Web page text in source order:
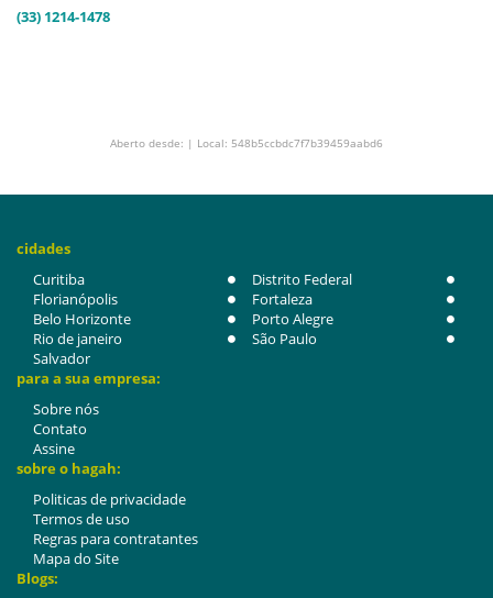
(33) 1214-1478
Aberto desde: | Local: 548b5ccbdc7f7b39459aabd6
cidades
Curitiba
Distrito Federal
Florianópolis
Fortaleza
Belo Horizonte
Porto Alegre
Rio de janeiro
São Paulo
Salvador
para a sua empresa:
Sobre nós
Contato
Assine
sobre o hagah:
Politicas de privacidade
Termos de uso
Regras para contratantes
Mapa do Site
Blogs: